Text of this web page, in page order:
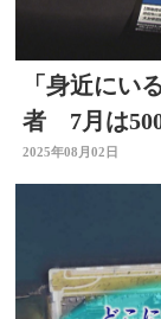
「身近にい
者 7月は
き逃げ事件
2025年08月02日